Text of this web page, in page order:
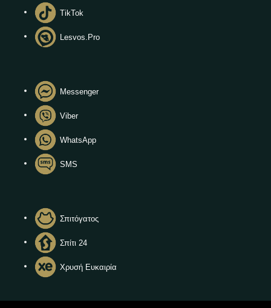
TikTok
Lesvos.Pro
Messenger
Viber
WhatsApp
SMS
Σπιτόγατος
Σπίτι 24
Χρυσή Ευκαιρία